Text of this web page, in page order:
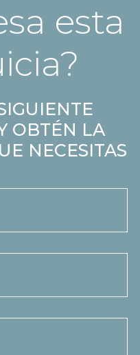
esta
OBTÉN LA
NECESITAS